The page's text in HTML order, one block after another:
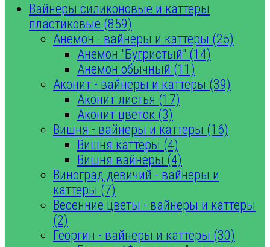
Вайнеры силиконовые и каттеры
пластиковые (859)
Анемон - вайнеры и каттеры (25)
Анемон "Бугристый" (14)
Анемон обычный (11)
Аконит - вайнеры и каттеры (39)
Аконит листья (17)
Аконит цветок (3)
Вишня - вайнеры и каттеры (16)
Вишня каттеры (4)
Вишня вайнеры (4)
Виноград девичий - вайнеры и
каттеры (7)
Весенние цветы - вайнеры и каттеры
(2)
Георгин - вайнеры и каттеры (30)